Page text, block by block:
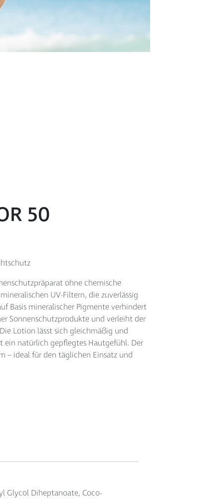
50
ohne chemische
UV-Filtern, die zuverlässig
Basis mineralischer Pigmente verhindert
Sonnenschutzprodukte und verleiht der
Lotion lässt sich gleichmäßig und
ein natürlich gepflegtes Hautgefühl. Der
– ideal für den täglichen Einsatz und
Glycol Diheptanoate, Coco-